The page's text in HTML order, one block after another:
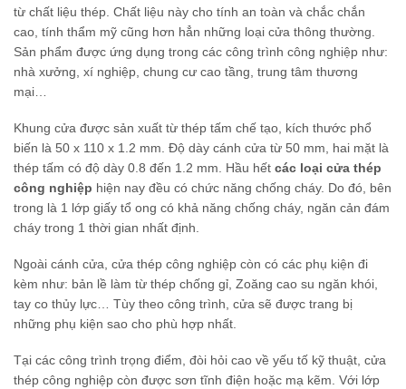
từ chất liệu thép. Chất liệu này cho tính an toàn và chắc chắn
cao, tính thẩm mỹ cũng hơn hẳn những loại cửa thông thường.
Sản phẩm được ứng dụng trong các công trình công nghiệp như:
nhà xưởng, xí nghiệp, chung cư cao tầng, trung tâm thương
mại…
Khung cửa được sản xuất từ thép tấm chế tạo, kích thước phổ
biến là 50 x 110 x 1.2 mm. Độ dày cánh cửa từ 50 mm, hai mặt là
thép tấm có độ dày 0.8 đến 1.2 mm. Hầu hết các loại cửa thép
công nghiệp hiện nay đều có chức năng chống cháy. Do đó, bên
trong là 1 lớp giấy tổ ong có khả năng chống cháy, ngăn cản đám
cháy trong 1 thời gian nhất định.
Ngoài cánh cửa, cửa thép công nghiệp còn có các phụ kiện đi
kèm như: bản lề làm từ thép chống gỉ, Zoăng cao su ngăn khói,
tay co thủy lực… Tùy theo công trình, cửa sẽ được trang bị
những phụ kiện sao cho phù hợp nhất.
Tại các công trình trọng điểm, đòi hỏi cao về yếu tố kỹ thuật, cửa
thép công nghiệp còn được sơn tĩnh điện hoặc mạ kẽm. Với lớp